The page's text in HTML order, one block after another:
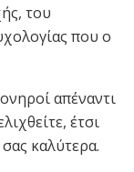
του
που ο
απέναντι
έτσι
καλύτερα.